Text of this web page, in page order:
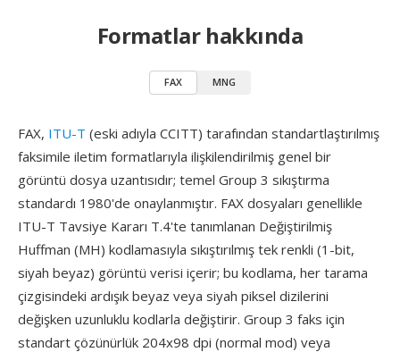
Formatlar hakkında
FAX MNG
FAX, ITU-T (eski adıyla CCITT) tarafından standartlaştırılmış
faksimile iletim formatlarıyla ilişkilendirilmiş genel bir
görüntü dosya uzantısıdır; temel Group 3 sıkıştırma
standardı 1980'de onaylanmıştır. FAX dosyaları genellikle
ITU-T Tavsiye Kararı T.4'te tanımlanan Değiştirilmiş
Huffman (MH) kodlamasıyla sıkıştırılmış tek renkli (1-bit,
siyah beyaz) görüntü verisi içerir; bu kodlama, her tarama
çizgisindeki ardışık beyaz veya siyah piksel dizilerini
değişken uzunluklu kodlarla değiştirir. Group 3 faks için
standart çözünürlük 204x98 dpi (normal mod) veya